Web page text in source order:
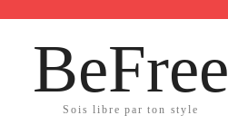
BeFree
Sois libre par ton style